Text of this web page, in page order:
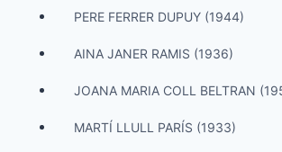
PERE FERRER DUPUY (1944)
AINA JANER RAMIS (1936)
JOANA MARIA COLL BELTRAN
MARTÍ LLULL PARÍS (1933)